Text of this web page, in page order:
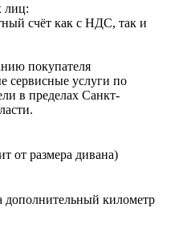
лиц:
счёт как с НДС, так и
покупателя
сервисные услуги по
в пределах Санкт-
от размера дивана)
дополнительный километр